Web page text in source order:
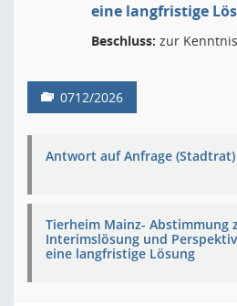
eine langfristige
Beschluss: zur
0712/2026
Antwort auf Anfrage (Stadtrat)
Tierheim Mainz- Abstimmung
Interimslösung und
eine langfristige Lösung